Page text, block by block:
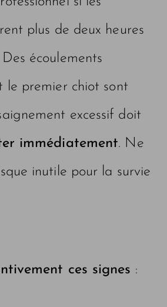
plus de deux heures
écoulements
le premier chiot sont
excessif doit
immédiatement. Ne
inutile pour la survie
ces signes :